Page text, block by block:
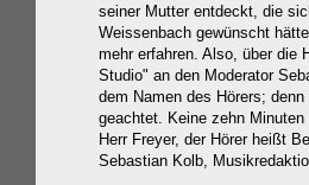
seiner Mutter entdeckt, die
Weissenbach gewünscht
mehr erfahren. Also, über die
Studio" an den Moderator
dem Namen des Hörers;
geachtet. Keine zehn
Herr Freyer, der Hörer heißt
Sebastian Kolb,